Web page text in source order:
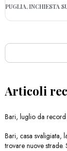
Articoli
Bari, luglio da
Bari, casa svaligiata,
trovare nuove